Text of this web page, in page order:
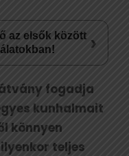
az elsők között ›
fogadja
kunhalmait
könnyen
teljes